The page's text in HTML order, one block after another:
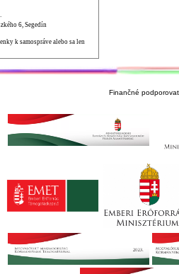
6, Segedín
k samospráve alebo sa len
Finančné